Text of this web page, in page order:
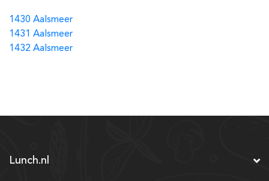
1430 Aalsmeer
1431 Aalsmeer
1432 Aalsmeer
Lunch.nl